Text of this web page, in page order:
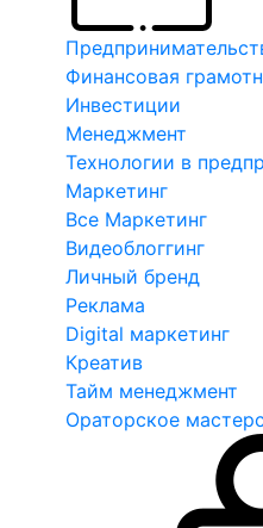
Финансовая
Инвестиции
Менеджмент
Технологии в
Маркетинг
Все Маркетинг
Видеоблоггинг
Личный бренд
Реклама
Digital маркетинг
Креатив
Тайм менеджмент
Ораторское